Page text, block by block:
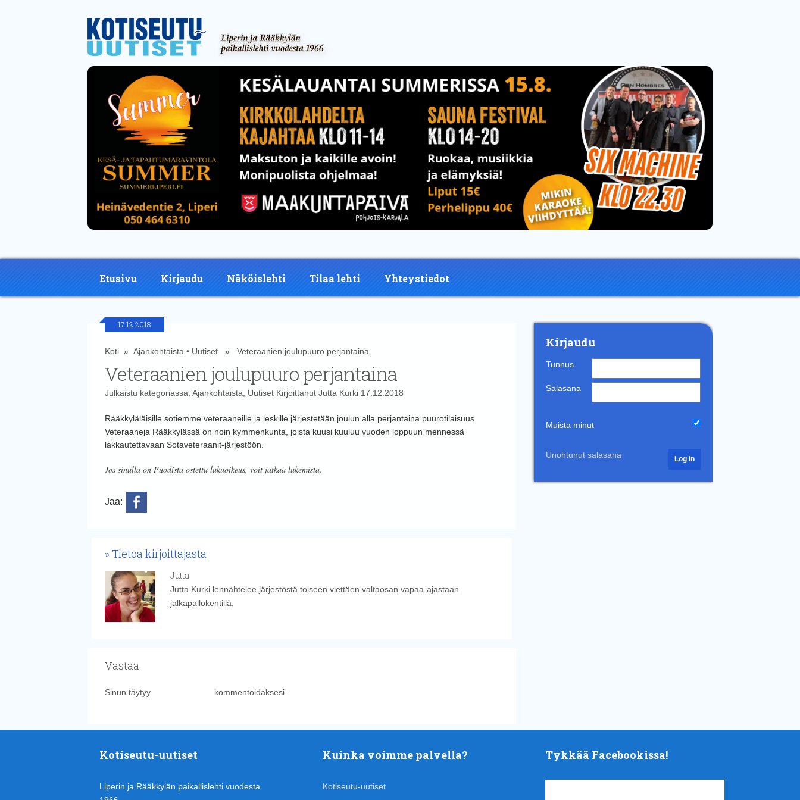
Etusivu Kirjaudu Näköislehti Tilaa lehti Yhteystiedot
17.12.2018
Koti» Ajankohtaista • Uutiset» Veteraanien joulupuuro perjantaina
Veteraanien joulupuuro perjantaina
Julkaistu kategoriassa: Ajankohtaista UutisetKirjoittanut Jutta Kurki17.12.2018
Rääkkyläläisille sotiemme veteraaneille ja leskille järjestetään joulun alla perjantaina puurotilaisuus.
Veteraaneja Rääkkylässä on noin kymmenkunta, joista kuusi kuuluu vuoden loppuun mennessä
lakkautettavaan Sotaveteraanit-järjestöön.
Jos sinulla on Puodista ostettu lukuoikeus, voit jatkaa lukemista.
Jaa:
Tietoa kirjoittajasta
Jutta
Jutta Kurki lennähtelee järjestöstä toiseen viettäen valtaosan vapaa-ajastaan
jalkapallokentillä.
Vastaa
Sinun täytyy kommentoidaksesi.
Kirjaudu
Tunnus
Salasana
Muista minut
Unohtunut salasana
Kotiseutu-uutiset
Liperin ja Rääkkylän paikallislehti vuodesta
Kuinka voimme palvella?
Kotiseutu-uutiset
Tykkää Facebookissa!